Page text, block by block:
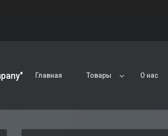
Главная Товары О нас